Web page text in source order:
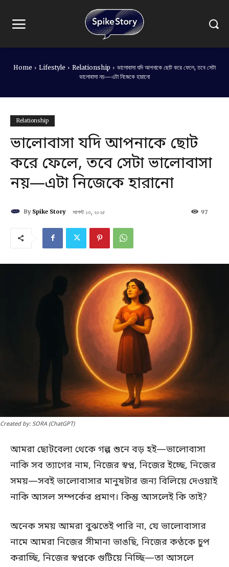
Home Lifestyle Relationship
ভালোবাসা যদি আপনাকে ছোট করে ফেলে, তবে সেটা
ভালোবাসা নয়—এটা নিজেকে হারানো
Relationship
ভালোবাসা যদি আপনাকে ছোট
করে ফেলে, তবে সেটা ভালোবাসা
নয়—এটা নিজেকে হারানো
By Spike Story আগস্ট ১৩, ২০২৫ 97
Created by: SORA (ChatGPT)
আমরা ছোটবেলা থেকে গল্প শুনে বড় হই—ভালোবাসা
নাকি সব ত্যাগের নাম, নিজের স্বপ্ন, নিজের ইচ্ছে, নিজের
সময়—সবই ভালোবাসার মানুষটার জন্য বিলিয়ে দেওয়াই
নাকি আসল সম্পর্কের প্রমাণ। কিন্তু আসলেই কি তাই?
অনেক সময় আমরা বুঝতেই পারি না, যে ভালোবাসার
নামে আমরা নিজের সীমানা ভাঙছি, নিজের কণ্ঠকে চুপ
করাচ্ছি, নিজের স্বপ্নকে গুটিয়ে নিচ্ছি—তা আসলে